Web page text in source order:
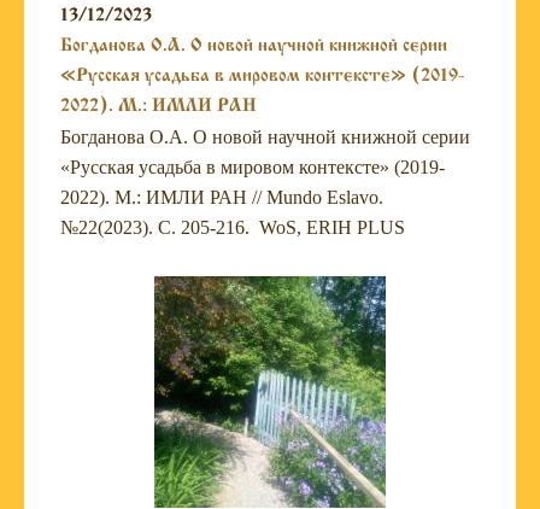
13/12/2023
Богданова О.А. О новой научной книжной серии
«Русская усадьба в мировом контексте» (2019-
2022). М.: ИМЛИ РАН
Богданова О.А. О новой научной книжной серии
«Русская усадьба в мировом контексте» (2019-
2022). М.: ИМЛИ РАН // Mundo Eslavo.
№22(2023). С. 205-216. WoS, ERIH PLUS